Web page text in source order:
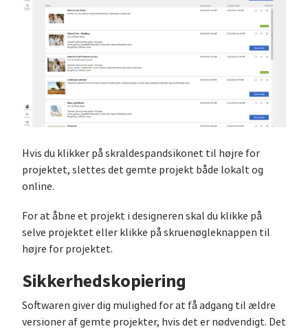
Hvis du klikker på skraldespandsikonet til højre for
projektet, slettes det gemte projekt både lokalt og
online.
For at åbne et projekt i designeren skal du klikke på
selve projektet eller klikke på skruenøgleknappen til
højre for projektet.
Sikkerhedskopiering
Softwaren giver dig mulighed for at få adgang til ældre
versioner af gemte projekter, hvis det er nødvendigt. Det